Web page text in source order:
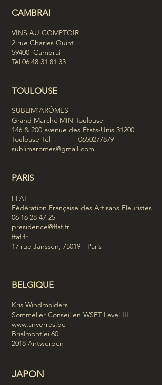
CAMBRAI
VINS AU COMPTOIR
2 rue Charles Quint
59400 Cambrai
Tél 06 48 31 81 33
TOULOUSE
SUBLIM’ARÔMES
Grand Marché MIN Toulouse
146 & 200 avenue des États-Unis 31200
Toulouse Tél 0650277879
sublimaromes@gmail.com
PARIS
FFAF
Fédération Française des Artisans Fleuristes
06 16 28 47 25
presidence@ffaf.fr
ffaf.fr
17 rue Janssen, 75019 - Paris
BELGIQUE
Kris Windmolders
Sommelier Conseil en WSET Level III
www.anverres.be
Brialmontlei 60
2018 Antwerpen
JAPON